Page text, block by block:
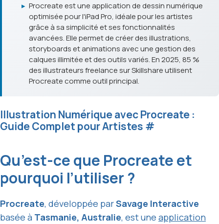
▸ Procreate est une application de dessin numérique
optimisée pour l'iPad Pro, idéale pour les artistes
grâce à sa simplicité et ses fonctionnalités
avancées. Elle permet de créer des illustrations,
storyboards et animations avec une gestion des
calques illimitée et des outils variés. En 2025, 85 %
des illustrateurs freelance sur Skillshare utilisent
Procreate comme outil principal.
Illustration Numérique avec Procreate :
Guide Complet pour Artistes #
Qu’est-ce que Procreate et
pourquoi l’utiliser ?
Procreate, développée parSavage Interactive
basée à Tasmanie, Australie, est une application